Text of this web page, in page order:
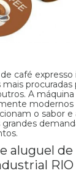
café expresso
procuradas
A
modernos
o sabor e
aluguel
RIO